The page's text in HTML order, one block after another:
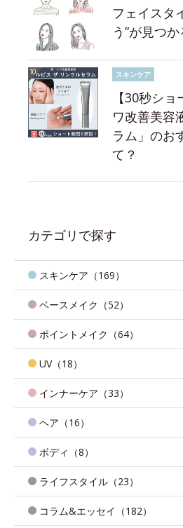
フェイスタ
う”が見つ
スキンケア
【30秒シ
ワ改善美容
ラム」のお
て？
カテゴリで探す
スキンケア（169）
ベースメイク（52）
ポイントメイク（64）
UV（18）
インナーケア（33）
ヘア（16）
ボディ（8）
ライフスタイル（23）
コラム&エッセイ（182）